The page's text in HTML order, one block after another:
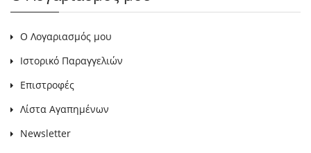
Ο Λογαριασμός μου
Ιστορικό Παραγγελιών
Επιστροφές
Λίστα Αγαπημένων
Newsletter